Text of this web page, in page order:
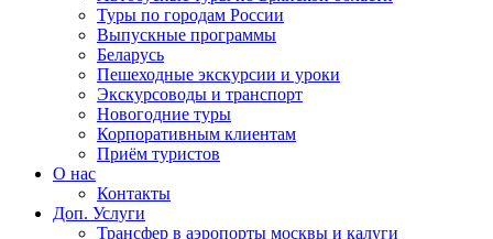
Туры по городам России
Выпускные программы
Беларусь
Пешеходные экскурсии и уроки
Экскурсоводы и транспорт
Новогодние туры
Корпоративным клиентам
Приём туристов
О нас
Контакты
Доп. Услуги
Трансфер в аэропорты москвы и калуги